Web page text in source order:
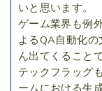
いと思います。
ゲーム業界も例
よるQA自動化
ん出てくること
テックフラッグ